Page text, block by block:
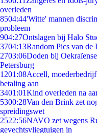
overleden
8504:44'Witte' mannen
probleem
904:27Ontslagen bij Halo
3704:13Random Pics van de
2703:06Doden bij
Petersburg
1201:08Accell,
betaling aan
3401:01Kind overleden na
5300:28Van den Brink zet
spreidingswet
2522:56NAVO zet wegens
gevechtsvliegtuigen in